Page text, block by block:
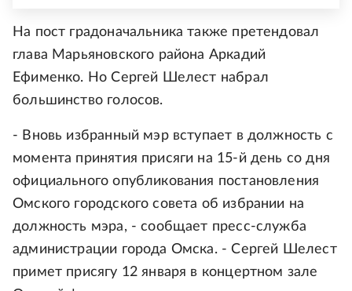
На пост градоначальника также претендовал
глава Марьяновского района Аркадий
Ефименко. Но Сергей Шелест набрал
большинство голосов.
- Вновь избранный мэр вступает в должность с
момента принятия присяги на 15-й день со дня
официального опубликования постановления
Омского городского совета об избрании на
должность мэра, - сообщает пресс-служба
администрации города Омска. - Сергей Шелест
примет присягу 12 января в концертном зале